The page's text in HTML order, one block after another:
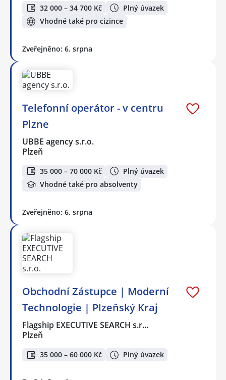
32 000 – 34 700 Kč
Plný úvazek
Vhodné také pro cizince
Zveřejněno: 6. srpna
Telefonní operátor - v centru
Plzne
UBBE agency s.r.o.
Plzeň
35 000 – 70 000 Kč
Plný úvazek
Vhodné také pro absolventy
Zveřejněno: 6. srpna
Obchodní Zástupce | Moderní
Technologie | Plzeňský Kraj
Flagship EXECUTIVE SEARCH s.r…
Plzeň
35 000 – 60 000 Kč Plný úvazek